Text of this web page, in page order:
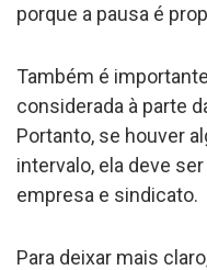
porque a pausa é
Também é
considerada à parte
Portanto, se houver
intervalo, ela deve
empresa e sindicato.
Para deixar mais